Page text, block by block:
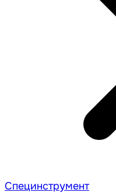
Специнструмент